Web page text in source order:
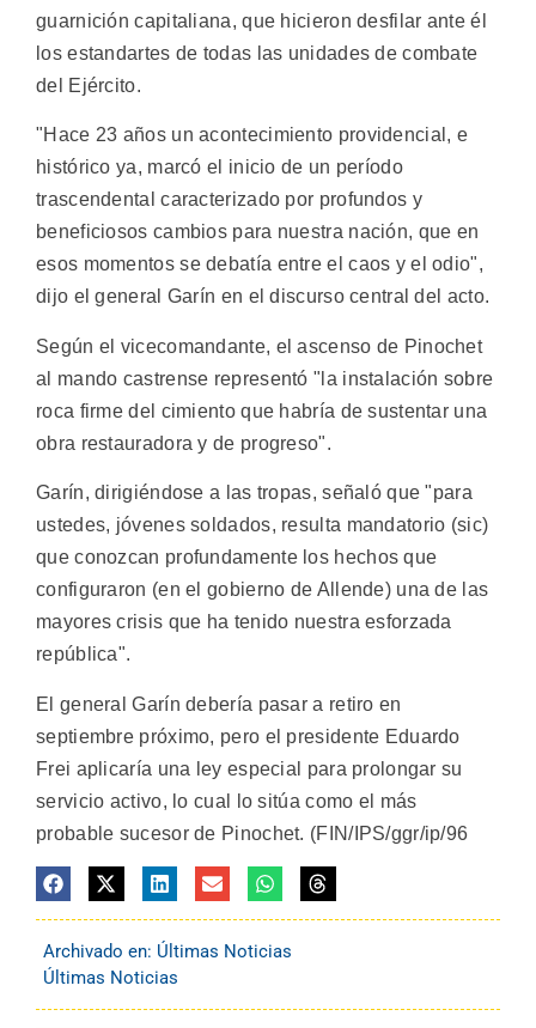
guarnición capitaliana, que hicieron desfilar ante él
los estandartes de todas las unidades de combate
del Ejército.
"Hace 23 años un acontecimiento providencial, e
histórico ya, marcó el inicio de un período
trascendental caracterizado por profundos y
beneficiosos cambios para nuestra nación, que en
esos momentos se debatía entre el caos y el odio",
dijo el general Garín en el discurso central del acto.
Según el vicecomandante, el ascenso de Pinochet
al mando castrense representó "la instalación sobre
roca firme del cimiento que habría de sustentar una
obra restauradora y de progreso".
Garín, dirigiéndose a las tropas, señaló que "para
ustedes, jóvenes soldados, resulta mandatorio (sic)
que conozcan profundamente los hechos que
configuraron (en el gobierno de Allende) una de las
mayores crisis que ha tenido nuestra esforzada
república".
El general Garín debería pasar a retiro en
septiembre próximo, pero el presidente Eduardo
Frei aplicaría una ley especial para prolongar su
servicio activo, lo cual lo sitúa como el más
probable sucesor de Pinochet. (FIN/IPS/ggr/ip/96
Archivado en: Últimas Noticias
Últimas Noticias